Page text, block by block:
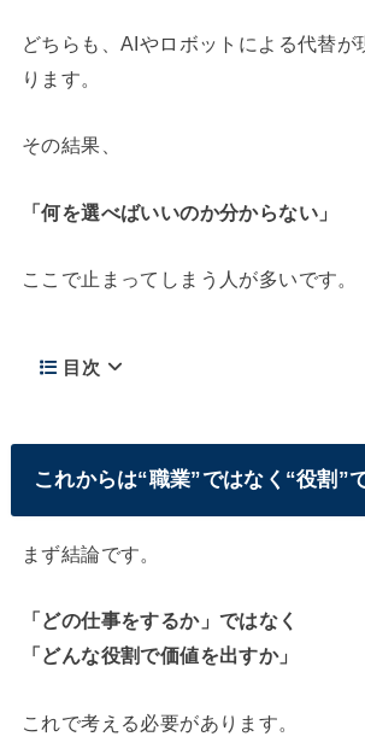
どちらも、AIやロボットによる代替が
ります。
その結果、
「何を選べばいいのか分からない」
ここで止まってしまう人が多いです。
目次
これからは“職業”ではなく“役割”
まず結論です。
「どの仕事をするか」ではなく
「どんな役割で価値を出すか」
これで考える必要があります。